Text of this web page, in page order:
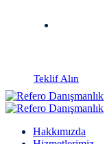
Teklif Alın
Hakkımızda